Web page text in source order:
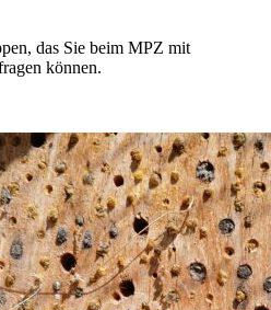
das Sie beim MPZ mit
können.